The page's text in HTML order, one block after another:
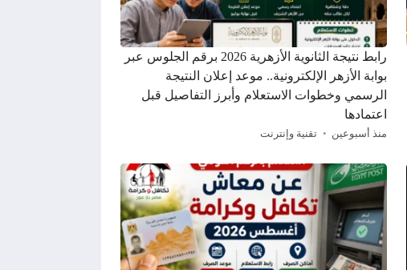
رابط نتيجة الثانوية الأزهرية 2026 برقم الجلوس عبر
بوابة الأزهر الإلكترونية.. موعد إعلان النتيجة
الرسمي وخطوات الاستعلام وأبرز التفاصيل قبل
اعتمادها
منذ أسبوعين تقنية وإنترنت